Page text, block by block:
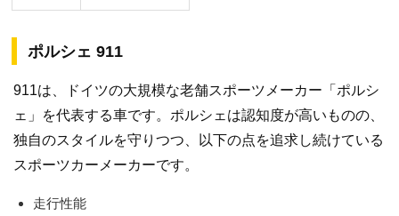
ポルシェ 911
911は、ドイツの大規模な老舗スポーツメーカー「ポルシ
ェ」を代表する車です。ポルシェは認知度が高いものの、
独自のスタイルを守りつつ、以下の点を追求し続けている
スポーツカーメーカーです。
走行性能